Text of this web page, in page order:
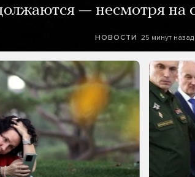
— несмотря на
НОВОСТИ 25 минут назад